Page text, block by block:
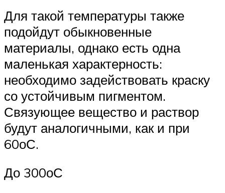
Для такой температуры также
подойдут обыкновенные
материалы, однако есть одна
маленькая характерность:
необходимо задействовать краску
со устойчивым пигментом.
Связующее вещество и раствор
будут аналогичными, как и при
60оС.
До 300оС